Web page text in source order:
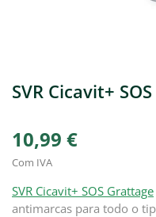
SVR Cicavit+
10,99 €
Com IVA
SVR Cicavit+ SOS Grattage
antimarcas para todo o